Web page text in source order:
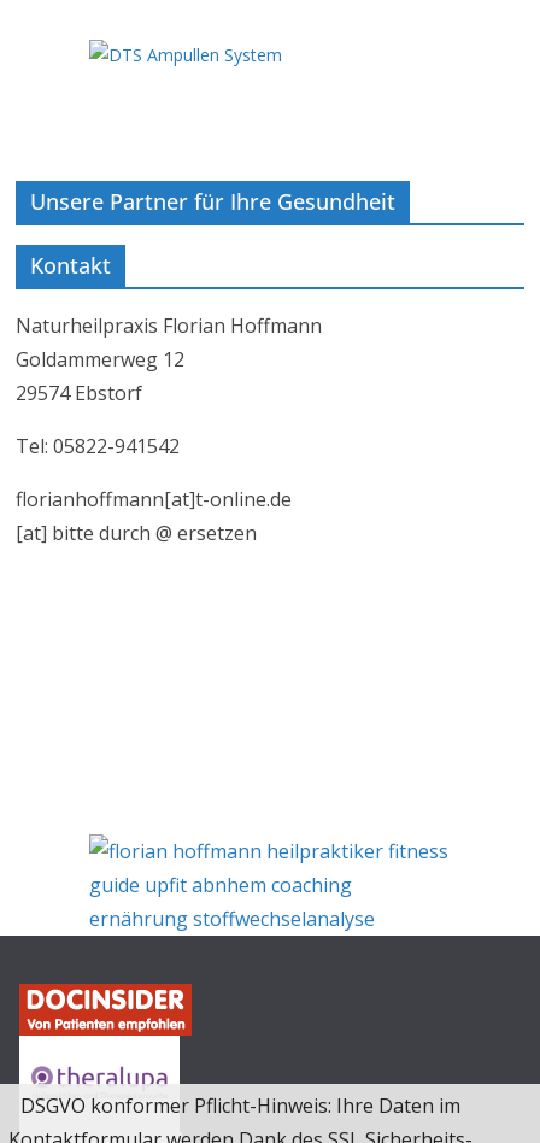
Unsere Partner für Ihre Gesundheit
Kontakt
Naturheilpraxis Florian Hoffmann
Goldammerweg 12
29574 Ebstorf
Tel: 05822-941542
florianhoffmann[at]t-online.de
[at] bitte durch @ ersetzen
DSGVO konformer Pflicht-Hinweis: Ihre Daten im